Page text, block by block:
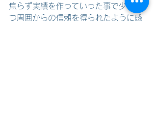
焦らず実績を作っていった事で少しず
つ周囲からの信頼を得られたように感